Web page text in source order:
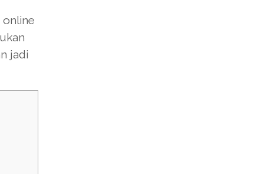
online
jadi